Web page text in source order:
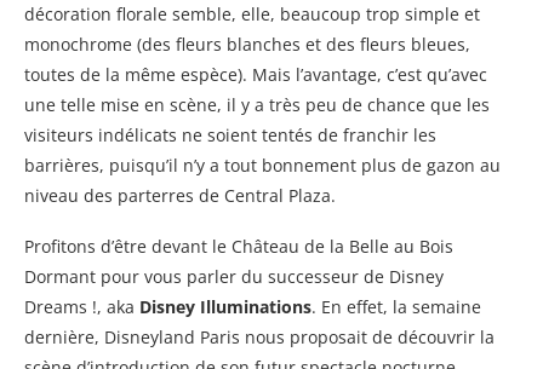
décoration florale semble, elle, beaucoup trop simple et
monochrome (des fleurs blanches et des fleurs bleues,
toutes de la même espèce). Mais l’avantage, c’est qu’avec
une telle mise en scène, il y a très peu de chance que les
visiteurs indélicats ne soient tentés de franchir les
barrières, puisqu’il n’y a tout bonnement plus de gazon au
niveau des parterres de Central Plaza.
Profitons d’être devant le Château de la Belle au Bois
Dormant pour vous parler du successeur de Disney
Dreams !, aka Disney Illuminations. En effet, la semaine
dernière, Disneyland Paris nous proposait de découvrir la